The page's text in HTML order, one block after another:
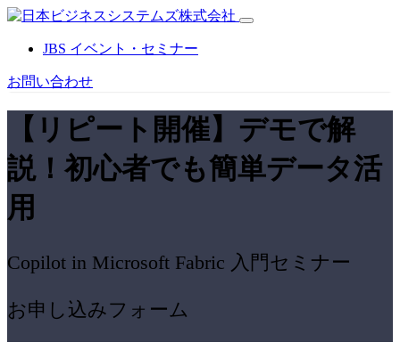
JBS イベント・セミナー
お問い合わせ
【リピート開催】 デモで解
説！初心者でも簡単データ活
用
Copilot in Microsoft Fabric 入門セミナー
お申し込みフォーム